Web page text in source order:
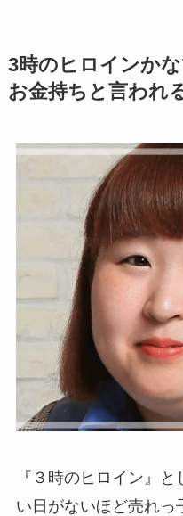
3時のヒロインか
お金持ちと言われ
『３時のヒロイン』
い日がないほど売れっ